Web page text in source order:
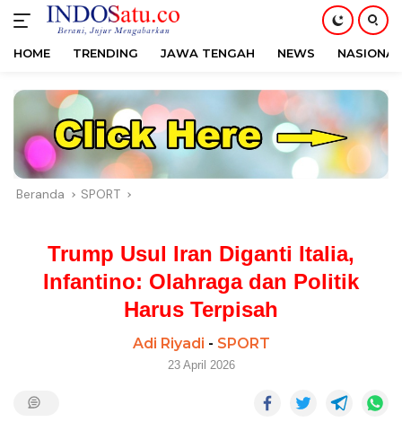
konten
HOME TRENDING JAWA TENGAH NEWS NASIONAL
Beranda SPORT
Trump Usul Iran Diganti Italia,
Infantino: Olahraga dan Politik
Harus Terpisah
Adi Riyadi - SPORT
23 April 2026